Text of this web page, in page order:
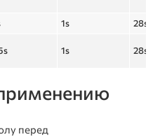
1s
28s
1s 28s
перед